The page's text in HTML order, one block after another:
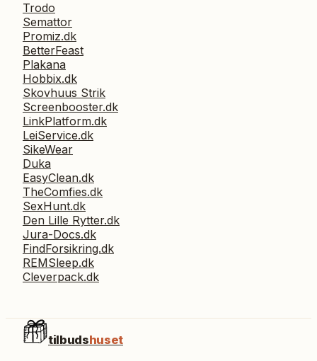
Trodo
Semattor
Promiz.dk
BetterFeast
Plakana
Hobbix.dk
Skovhuus Strik
Screenbooster.dk
LinkPlatform.dk
LeiService.dk
SikeWear
Duka
EasyClean.dk
TheComfies.dk
SexHunt.dk
Den Lille Rytter.dk
Jura-Docs.dk
FindForsikring.dk
REMSleep.dk
Cleverpack.dk
tilbudshuset